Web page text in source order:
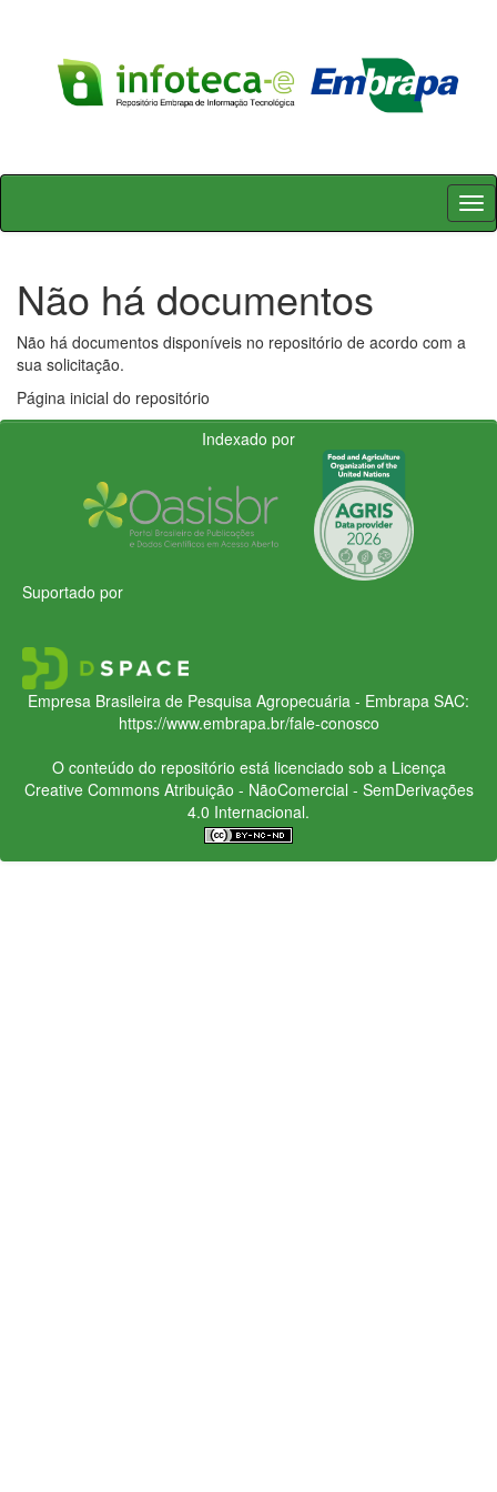
Skip
Não há documentos
Não há documentos disponíveis no repositório de acordo com a
sua solicitação.
Página inicial do repositório
Indexado por
Suportado por
Empresa Brasileira de Pesquisa Agropecuária - Embrapa SAC:
https://www.embrapa.br/fale-conosco
O conteúdo do repositório está licenciado sob a Licença
Creative CommonsAtribuição - NãoComercial - SemDerivações
4.0 Internacional.